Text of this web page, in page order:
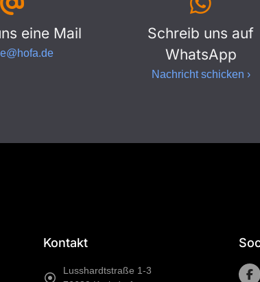
eine Mail
Schreib uns auf
WhatsApp
Nachricht schicken ›
Kontakt
Lusshardtstraße 1-3